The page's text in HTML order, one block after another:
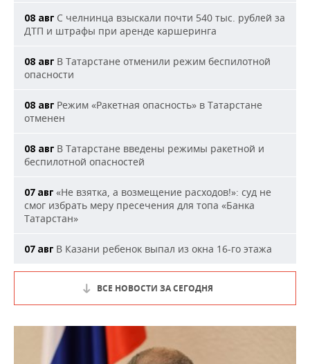
08 авг С челнинца взыскали почти 540 тыс. рублей за
ДТП и штрафы при аренде каршеринга
08 авг В Татарстане отменили режим беспилотной
опасности
08 авг Режим «Ракетная опасность» в Татарстане
отменен
08 авг В Татарстане введены режимы ракетной и
беспилотной опасностей
07 авг «Не взятка, а возмещение расходов!»: суд не
смог избрать меру пресечения для топа «Банка
Татарстан»
07 авг В Казани ребенок выпал из окна 16-го этажа
ВСЕ НОВОСТИ ЗА СЕГОДНЯ